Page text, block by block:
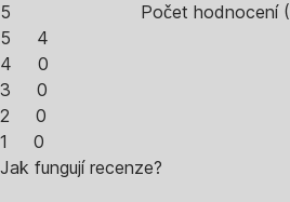
5
Počet hodnocení(
5
4
4
0
3
0
2
0
1
0
Jak fungují recenze?